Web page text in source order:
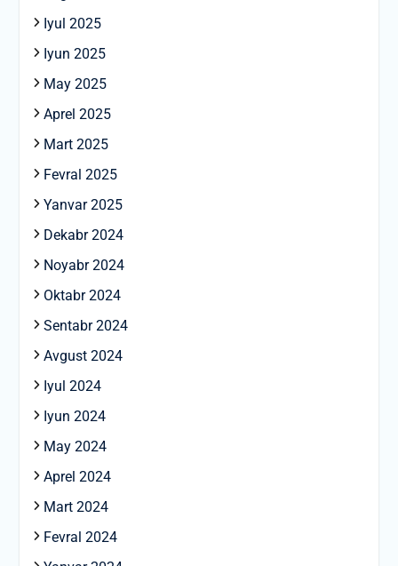
Iyul 2025
Iyun 2025
May 2025
Aprel 2025
Mart 2025
Fevral 2025
Yanvar 2025
Dekabr 2024
Noyabr 2024
Oktabr 2024
Sentabr 2024
Avgust 2024
Iyul 2024
Iyun 2024
May 2024
Aprel 2024
Mart 2024
Fevral 2024